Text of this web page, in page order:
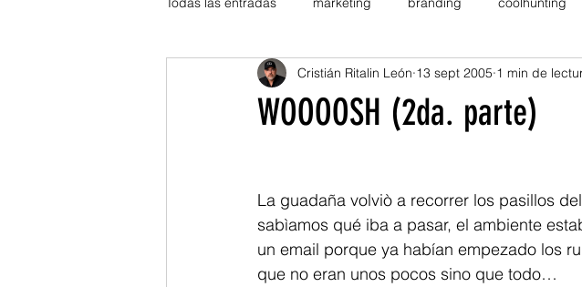
data-driven creativity emprendimiento estrategia
WOOOOSH (2da. parte)
Cristián Ritalin León 13 sept 2005 1 min de
La guadaña volviò a recorrer los pasillos
sabìamos qué iba a pasar, el ambiente
un email porque ya habían empezado los
que no eran unos pocos sino que todo…